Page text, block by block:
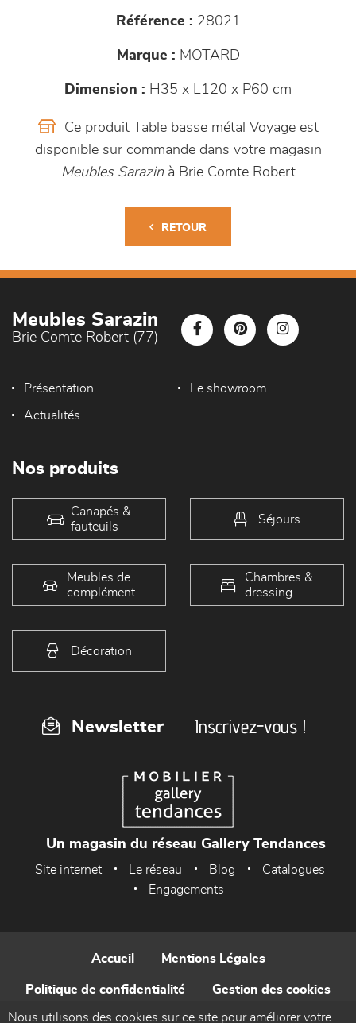
Référence : 28021
Marque : MOTARD
Dimension : H35 x L120 x P60 cm
Ce produit Table basse métal Voyage est
disponible sur commande dans votre magasin
Meubles Sarazinà Brie Comte Robert
RETOUR
Meubles Sarazin
Brie Comte Robert (77)
Présentation Le showroom
Actualités
Nos produits
Canapés &
fauteuils
Séjours
Meubles de
complément
Chambres &
dressing
Décoration
Newsletter Inscrivez-vous !
Un magasin du réseau Gallery Tendances
Site internet Le réseau Blog
Catalogues
Engagements
Accueil Mentions Légales
Politique de confidentialité Gestion des cookies
Nous utilisons des cookies sur ce site pour améliorer votre